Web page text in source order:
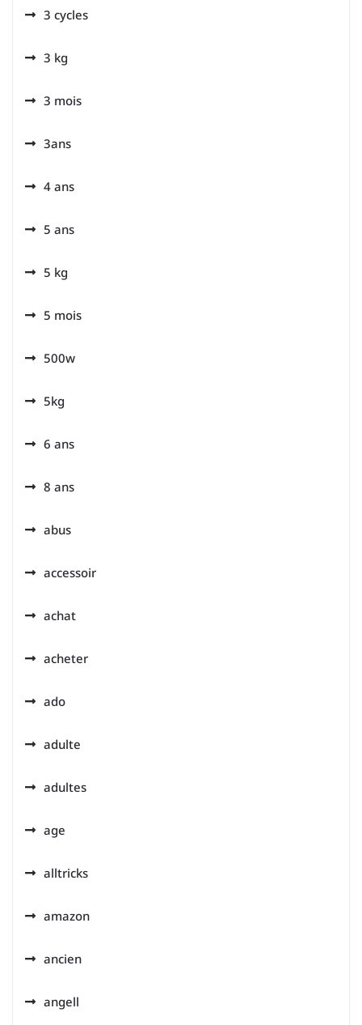
3 cycles
3 kg
3 mois
3ans
4 ans
5 ans
5 kg
5 mois
500w
5kg
6 ans
8 ans
abus
accessoir
achat
acheter
ado
adulte
adultes
age
alltricks
amazon
ancien
angell